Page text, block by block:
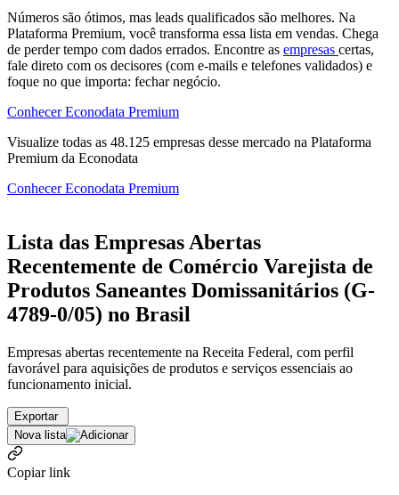
Números são ótimos, mas leads qualificados são melhores. Na
Plataforma Premium, você transforma essa lista em vendas. Chega
de perder tempo com dados errados. Encontre as empresas certas,
fale direto com os decisores (com e-mails e telefones validados) e
foque no que importa: fechar negócio.
Conhecer Econodata Premium
Visualize todas as 48.125 empresas desse mercado na Plataforma
Premium da Econodata
Conhecer Econodata Premium
Lista das Empresas Abertas
Recentemente de Comércio Varejista de
Produtos Saneantes Domissanitários (G-
4789-0/05) no Brasil
Empresas abertas recentemente na Receita Federal, com perfil
favorável para aquisições de produtos e serviços essenciais ao
funcionamento inicial.
Exportar
Nova lista
Copiar link